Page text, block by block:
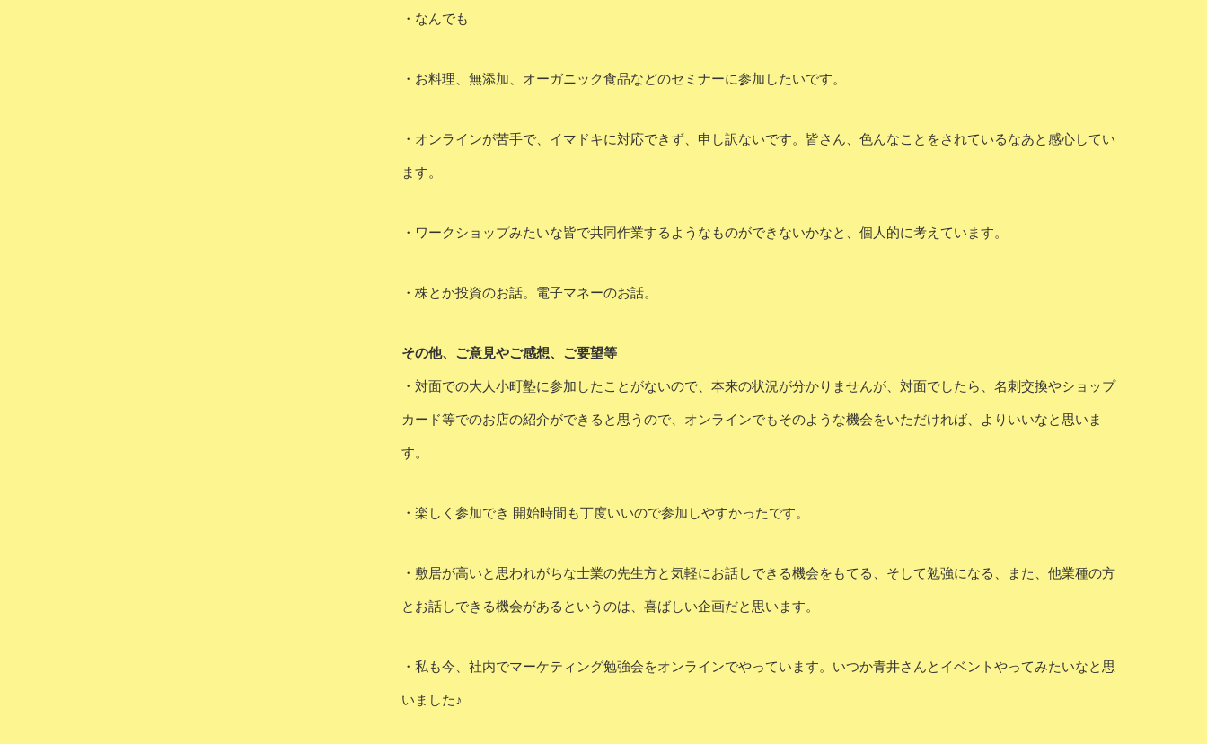
・なんでも
・お料理、無添加、オーガニック食品などのセミナーに参加したいです。
・オンラインが苦手で、イマドキに対応できず、申し訳ないです。皆さん、色んなことをされているなあと感心してい
ます。
・ワークショップみたいな皆で共同作業するようなものができないかなと、個人的に考えています。
・株とか投資のお話。電子マネーのお話。
その他、ご意見やご感想、ご要望等
・対面での大人小町塾に参加したことがないので、本来の状況が分かりませんが、対面でしたら、名刺交換やショップ
カード等でのお店の紹介ができると思うので、オンラインでもそのような機会をいただければ、よりいいなと思いま
す。
・楽しく参加でき 開始時間も丁度いいので参加しやすかったです。
・敷居が高いと思われがちな士業の先生方と気軽にお話しできる機会をもてる、そして勉強になる、また、他業種の方
とお話しできる機会があるというのは、喜ばしい企画だと思います。
・私も今、社内でマーケティング勉強会をオンラインでやっています。いつか青井さんとイベントやってみたいなと思
いました♪